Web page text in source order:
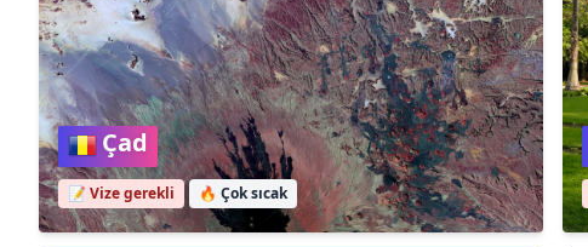
Çad
📝 Vize gerekli 🔥 Çok sıcak